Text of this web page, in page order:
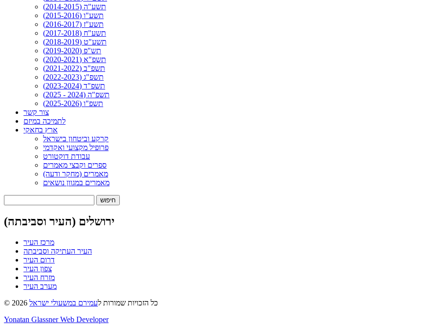
תשע"ה (2014-2015)
תשע"ו (2015-2016)
תשע"ז (2016-2017)
תשע"ח (2017-2018)
תשע"ט (2018-2019)
תש"פ (2019-2020)
תשפ"א (2020-2021)
תשפ"ב (2021-2022)
תשפ"ג (2022-2023)
תשפ"ד (2023-2024)
תשפ"ה (2024 - 2025)
תשפ"ו (2025-2026)
צור קשר
לתמיכה במיזם
ארץ בחאקי
קרקע וביטחון בישראל
פרופיל מקצועי ואקדמי
עבודת דוקטורט
ספרים וקבצי מאמרים
מאמרים (מחקר ודעה)
מאמרים במגוון נושאים
ירושלים (העיר וסביבתה)
מרכז העיר
העיר העתיקה וסביבתה
דרום העיר
צפון העיר
מזרח העיר
מערב העיר
© 2026 כל הזכויות שמורות לעמירם במשעולי ישראל
Yonatan Glassner Web Developer